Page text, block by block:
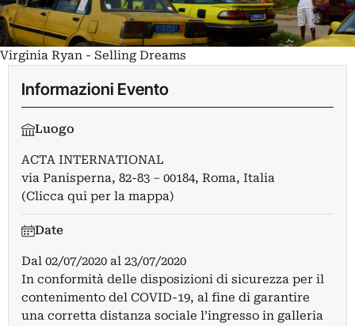
Virginia Ryan - Selling Dreams
Informazioni Evento
Luogo
ACTA INTERNATIONAL
via Panisperna, 82-83 – 00184, Roma, Italia
(Clicca qui per la mappa)
Date
Dal 02/07/2020 al 23/07/2020
In conformità delle disposizioni di sicurezza per il
contenimento del COVID-19, al fine di garantire
una corretta distanza sociale l’ingresso in galleria